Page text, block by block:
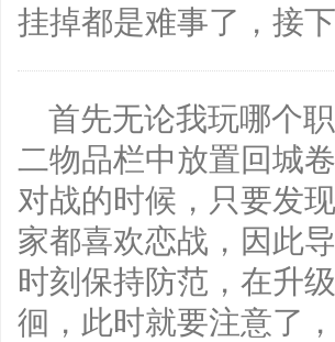
挂掉都是难事了，接
首先无论我玩哪个
二物品栏中放置回城
对战的时候，只要发
家都喜欢恋战，因此
时刻保持防范，在升
徊，此时就要注意了